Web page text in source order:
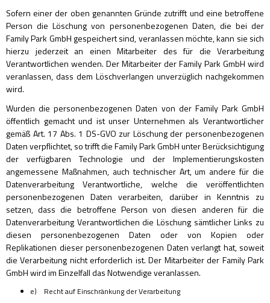
Sofern einer der oben genannten Gründe zutrifft und eine betroffene
Person die Löschung von personenbezogenen Daten, die bei der
Family Park GmbH gespeichert sind, veranlassen möchte, kann sie sich
hierzu jederzeit an einen Mitarbeiter des für die Verarbeitung
Verantwortlichen wenden. Der Mitarbeiter der Family Park GmbH wird
veranlassen, dass dem Löschverlangen unverzüglich nachgekommen
wird.
Wurden die personenbezogenen Daten von der Family Park GmbH
öffentlich gemacht und ist unser Unternehmen als Verantwortlicher
gemäß Art. 17 Abs. 1 DS-GVO zur Löschung der personenbezogenen
Daten verpflichtet, so trifft die Family Park GmbH unter Berücksichtigung
der verfügbaren Technologie und der Implementierungskosten
angemessene Maßnahmen, auch technischer Art, um andere für die
Datenverarbeitung Verantwortliche, welche die veröffentlichten
personenbezogenen Daten verarbeiten, darüber in Kenntnis zu
setzen, dass die betroffene Person von diesen anderen für die
Datenverarbeitung Verantwortlichen die Löschung sämtlicher Links zu
diesen personenbezogenen Daten oder von Kopien oder
Replikationen dieser personenbezogenen Daten verlangt hat, soweit
die Verarbeitung nicht erforderlich ist. Der Mitarbeiter der Family Park
GmbH wird im Einzelfall das Notwendige veranlassen.
e) Recht auf Einschränkung der Verarbeitung